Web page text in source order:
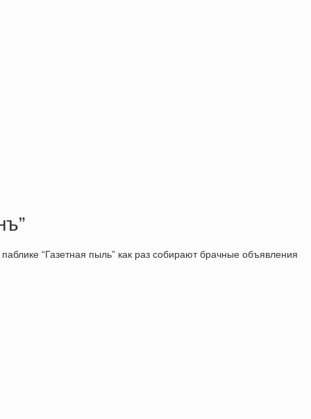
“Газетная пыль” как раз собирают брачные объявления